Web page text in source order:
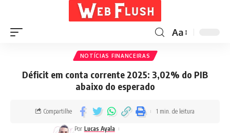
Aa
NOTÍCIAS FINANCEIRAS
Déficit em conta corrente 2025: 3,02% do PIB
abaixo do esperado
Por Lucas Ayala
Compartilhe 1 min. de leitura